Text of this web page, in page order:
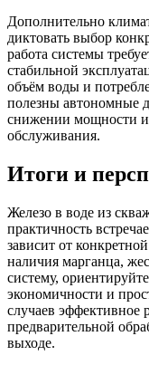
Дополнительно
диктовать выбор
работа системы
стабильной
объём воды и
полезны автономные
снижении мощности
обслуживания.
Итоги и
Железо в воде из
практичность
зависит от
наличия марганца,
систему,
экономичности и
случаев эффективное
предварительной
выходе.